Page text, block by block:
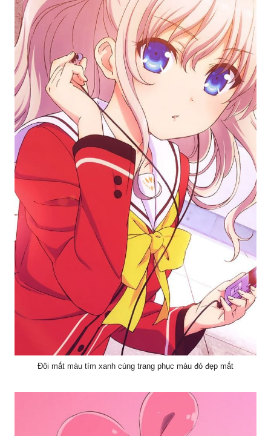
Đôi mắt màu tím xanh cùng trang phục màu đỏ đẹp mắt